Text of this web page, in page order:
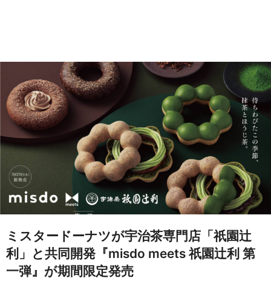
ミスタードーナツが宇治茶専門店「祇園辻
利」と共同開発『misdo meets 祇園辻利 第
一弾』が期間限定発売